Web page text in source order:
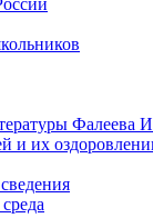
Фалеева
и их